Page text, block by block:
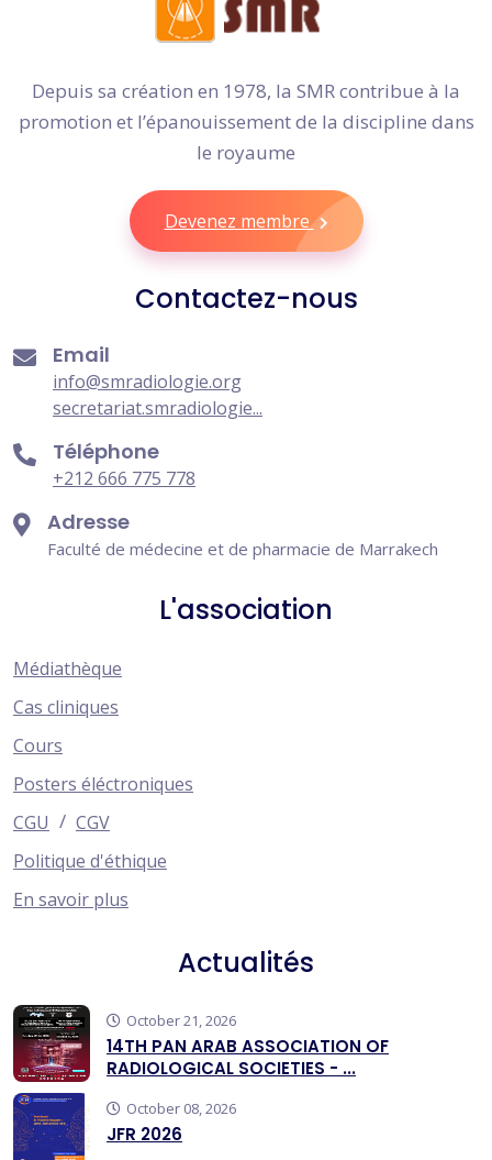
Depuis sa création en 1978, la SMR contribue à la
promotion et l’épanouissement de la discipline dans
le royaume
Devenez membre
Contactez-nous
Email
info@smradiologie.org
secretariat.smradiologie...
Téléphone
+212 666 775 778
Adresse
Faculté de médecine et de pharmacie de Marrakech
L'association
Médiathèque
Cas cliniques
Cours
Posters éléctroniques
CGU / CGV
Politique d'éthique
En savoir plus
Actualités
October 21, 2026
14TH PAN ARAB ASSOCIATION OF
RADIOLOGICAL SOCIETIES - ...
October 08, 2026
JFR 2026